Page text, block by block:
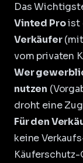
Das
Vinted Proist
Verkäufer(mit
vom privaten
Wer
nutzen
droht eine
Für den
keine
Käuferschutz-